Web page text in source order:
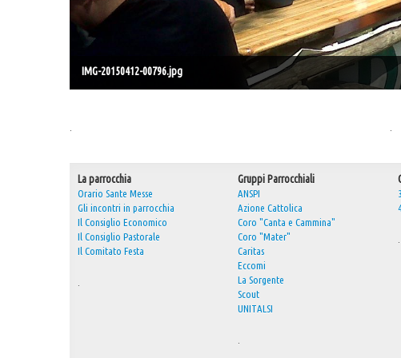
IMG-20150412-00796.jpg
La parrocchia
Orario Sante Messe
Gli incontri in parrocchia
Il Consiglio Economico
Il Consiglio Pastorale
Il Comitato Festa
Gruppi Parrocchiali
ANSPI
Azione Cattolica
Coro "Canta e Cammina"
Coro "Mater"
Caritas
Eccomi
La Sorgente
Scout
UNITALSI